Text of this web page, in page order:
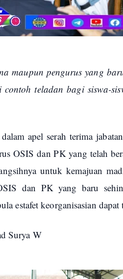
maupun pengurus yang
contoh teladan bagi siswa-
apel serah terima
OSIS dan PK yang telah
untuk kemajuan
dan PK yang baru
estafet keorganisasian dapat
Surya W